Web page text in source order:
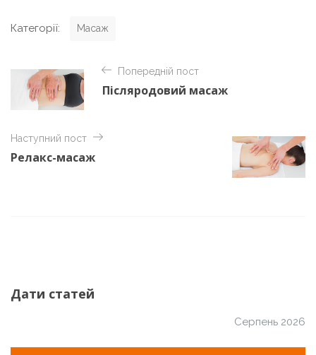
Категорії:
r
e
Масаж
г
а
п
Попередній пост
Післяродовий масаж
Наступний пост
Релакс-масаж
Дати статей
Серпень 2026